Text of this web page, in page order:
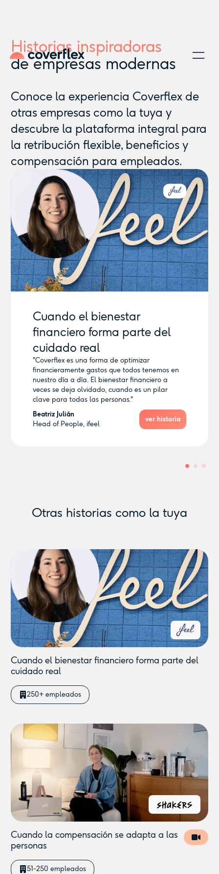
Historias inspiradoras
de empresas modernas
Conoce la experiencia Coverflex de
otras empresas como la tuya y
descubre la plataforma integral para
la retribución flexible, beneficios y
compensación para empleados.
Cuando el bienestar
financiero forma parte del
cuidado real
"Coverflex es una forma de optimizar
financieramente gastos que todos tenemos en
nuestro día a día. El bienestar financiero a
veces se deja olvidado, cuando es un pilar
clave para todas las personas."
Beatriz Julián
Head of People, ifeel
ver historia
adapta a las personas
"Yo les diría a otros líderes de RR. HH. que estén
dudando que se animen. A nivel administrativo
no tiene un impacto negativo tan grande, la
implementación no es un dolor de cabeza y el
coste tampoco es tan alto comparado con el
beneficio que estás aportando."
Claudia Fernández
Shakers
"Creo que el principal desafío con el que nos
hemos encontrado es establecer una propuesta
de valor del empleado real."
Sofía García
Responsable de proyectos en
Concesionario oficial de
Mercedes Benz, Mobility Centro
Otras historias como la tuya
Cuando el bienestar financiero forma parte del
cuidado real
250+ empleados
Cuando la compensación se adapta a las
personas
51-250 empleados